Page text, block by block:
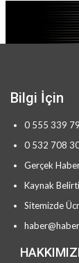
Bilgi İçin
0 555 339
0 532 708
Gerçek
Kaynak
Sitemizde